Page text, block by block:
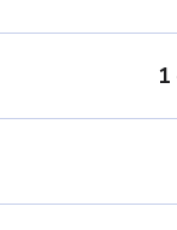
1